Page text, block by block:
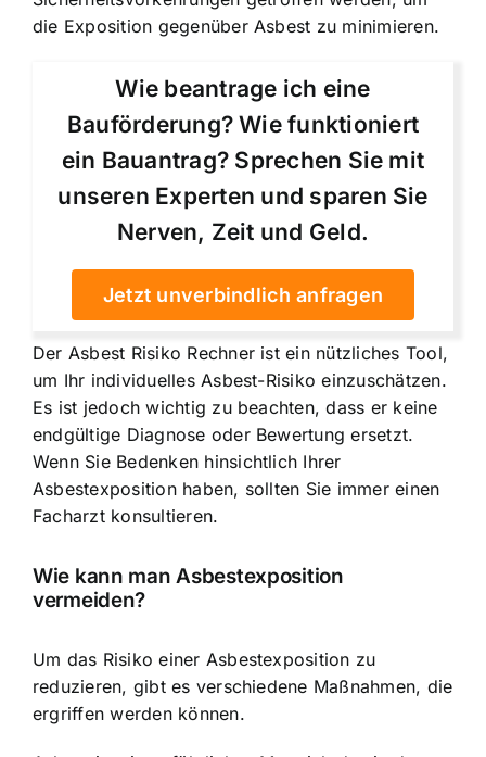
die Exposition gegenüber Asbest zu minimieren.
Wie beantrage ich eine
Bauförderung? Wie funktioniert
ein Bauantrag? Sprechen Sie mit
unseren Experten und sparen Sie
Nerven, Zeit und Geld.
Jetzt unverbindlich anfragen
Der Asbest Risiko Rechner ist ein nützliches Tool,
um Ihr individuelles Asbest-Risiko einzuschätzen.
Es ist jedoch wichtig zu beachten, dass er keine
endgültige Diagnose oder Bewertung ersetzt.
Wenn Sie Bedenken hinsichtlich Ihrer
Asbestexposition haben, sollten Sie immer einen
Facharzt konsultieren.
Wie kann man Asbestexposition
vermeiden?
Um das Risiko einer Asbestexposition zu
reduzieren, gibt es verschiedene Maßnahmen, die
ergriffen werden können.